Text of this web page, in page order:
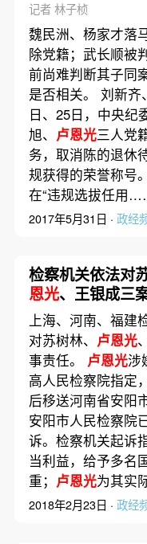
记者 林子桢
魏民洲、杨家才落
除党籍；武长顺
前尚难判断其子同
是否相关。 刘新齐
日、25日，中央纪
旭、 卢恩光三人党
务，取消陈的退休
规获得的荣誉称号
在“违规选拔任用
2017年5月31日 · 政经
检察机关依法对
恩光、王银成三
上海、河南、福建
对苏树林、 卢恩光
事责任。 卢恩光涉
高人民检察院指定
后移送河南省安阳
安阳市人民检察院
诉。检察机关起诉
当利益，给予多名
重； 卢恩光为其实
2018年2月23日 · 政经